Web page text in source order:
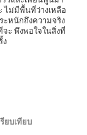
ไม่มีพื้นที่ว่างเหลือ
ะหนักถึงความจริง
ะ พึงพอใจในสิ่งที่
ง
ยบเทียบ